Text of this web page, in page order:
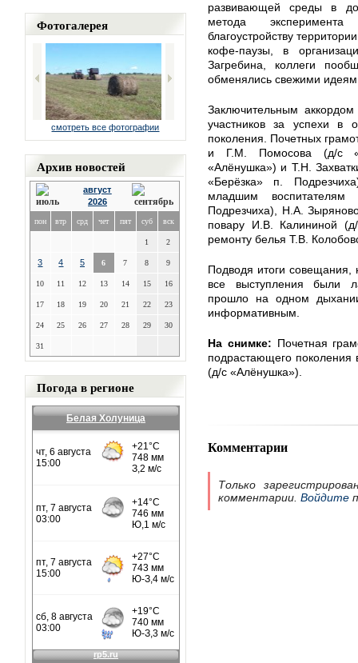
Фотогалерея
смотреть все фотографии
Архив новостей
август
2026
пон втр срд чет пят суб вск
1 2
3 4 5 6 7 8 9
10 11 12 13 14 15 16
17 18 19 20 21 22 23
24 25 26 27 28 29 30
31
Погода в регионе
Белая Холуница
развивающей среды в
метода эксперимента
благоустройству
кофе-паузы, в
Загребина, коллеги
обменялись свежими
Заключительным
участников за успехи в
поколения. Почетных
и Г.М. Помосова (д/с
«Алёнушка») и Т.Н.
«Берёзка» п.
младшим
Подрезчиха), Н.А.
повару И.В. Калининой
ремонту белья Т.В.
Подводя итоги совещания,
все выступления были
прошло на одном
информативным.
На снимке: Почетная
подрастающего
(д/с «Алёнушка»).
Комментарии
Только
комментарии. Войдите